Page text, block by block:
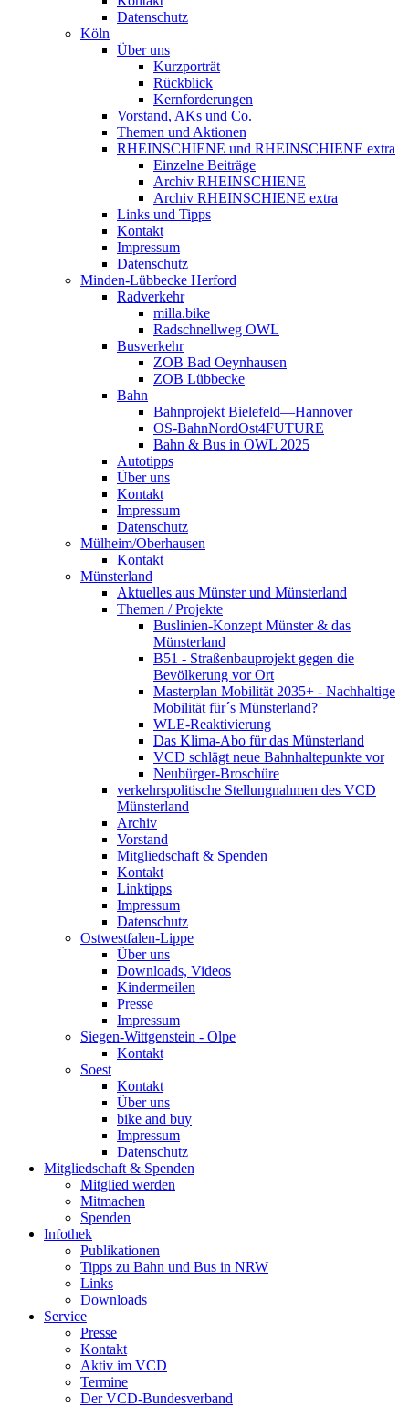
Datenschutz
Köln
Über uns
Kurzporträt
Rückblick
Kernforderungen
Vorstand, AKs und Co.
Themen und Aktionen
RHEINSCHIENE und RHEINSCHIENE extra
Einzelne Beiträge
Archiv RHEINSCHIENE
Archiv RHEINSCHIENE extra
Links und Tipps
Kontakt
Impressum
Datenschutz
Minden-Lübbecke Herford
Radverkehr
milla.bike
Radschnellweg OWL
Busverkehr
ZOB Bad Oeynhausen
ZOB Lübbecke
Bahn
Bahnprojekt Bielefeld—Hannover
OS-BahnNordOst4FUTURE
Bahn & Bus in OWL 2025
Autotipps
Über uns
Kontakt
Impressum
Datenschutz
Mülheim/Oberhausen
Kontakt
Münsterland
Aktuelles aus Münster und Münsterland
Themen / Projekte
Buslinien-Konzept Münster & das
Münsterland
B51 - Straßenbauprojekt gegen die
Bevölkerung vor Ort
Masterplan Mobilität 2035+ - Nachhaltige
Mobilität für´s Münsterland?
WLE-Reaktivierung
Das Klima-Abo für das Münsterland
VCD schlägt neue Bahnhaltepunkte vor
Neubürger-Broschüre
verkehrspolitische Stellungnahmen des VCD
Münsterland
Archiv
Vorstand
Mitgliedschaft & Spenden
Kontakt
Linktipps
Impressum
Datenschutz
Ostwestfalen-Lippe
Über uns
Downloads, Videos
Kindermeilen
Presse
Impressum
Siegen-Wittgenstein - Olpe
Kontakt
Soest
Kontakt
Über uns
bike and buy
Impressum
Datenschutz
Mitgliedschaft & Spenden
Mitglied werden
Mitmachen
Spenden
Infothek
Publikationen
Tipps zu Bahn und Bus in NRW
Links
Downloads
Service
Presse
Kontakt
Aktiv im VCD
Termine
Der VCD-Bundesverband